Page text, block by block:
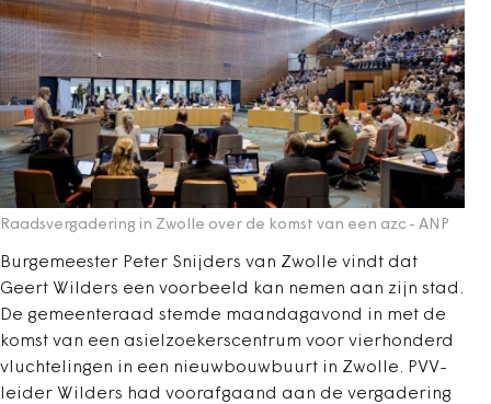
Raadsvergadering in Zwolle over de komst van een azc - ANP
Burgemeester Peter Snijders van Zwolle vindt dat
Geert Wilders een voorbeeld kan nemen aan zijn stad.
De gemeenteraad stemde maandagavond in met de
komst van een asielzoekerscentrum voor vierhonderd
vluchtelingen in een nieuwbouwbuurt in Zwolle. PVV-
leider Wilders had voorafgaand aan de vergadering